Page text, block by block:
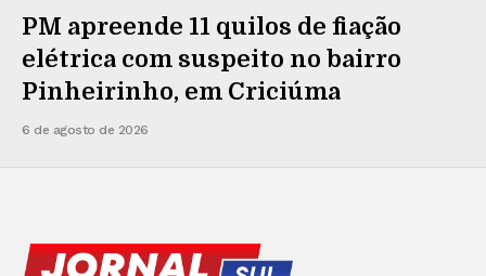
PM apreende 11 quilos de fiação
elétrica com suspeito no bairro
Pinheirinho, em Criciúma
6 de agosto de 2026